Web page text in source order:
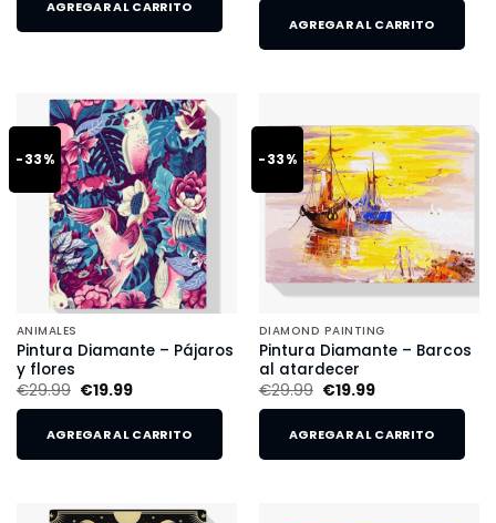
AGREGAR AL CARRITO
AGREGAR AL CARRITO
-33%
ANIMALES
Pintura Diamante – Pájaros
y flores
€29.99 €19.99
AGREGAR AL CARRITO
-33%
DIAMOND PAINTING
Pintura Diamante – Barcos
al atardecer
€29.99 €19.99
AGREGAR AL CARRITO